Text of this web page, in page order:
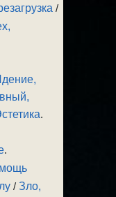
/
.
.
/Зло,